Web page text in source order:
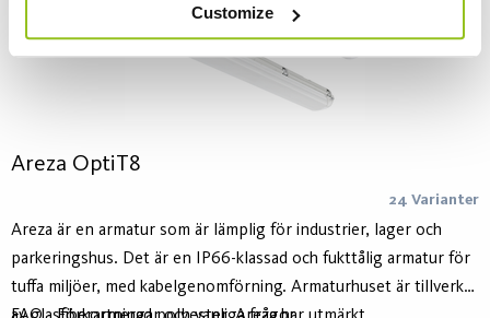
Customize
Areza OptiT8
24 Varianter
Areza är en armatur som är lämplig för industrier, lager och
parkeringshus. Det är en IP66-klassad och fukttålig armatur för
tuffa miljöer, med kabelgenomförning. Armaturhuset är tillverkat